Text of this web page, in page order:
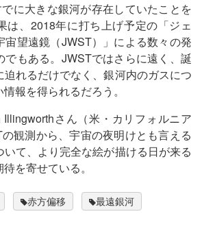
に大きな銀河が存在していたことを
は、2018年に打ち上げ予定の「ジェ
宙望遠鏡（JWST）」による数々の発
でもある。JWSTではさらに遠く、誕
れるだけでなく、銀河内のガスにつ
報を得られるだろう。
さん（米・カリフォルニア
観測から、宇宙の夜明けとも言える
て、より完全な絵が描ける日が来る
を寄せている。
赤方偏移 最遠銀河